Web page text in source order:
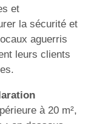
et
la sécurité et
aguerris
leurs clients
à 20 m²,